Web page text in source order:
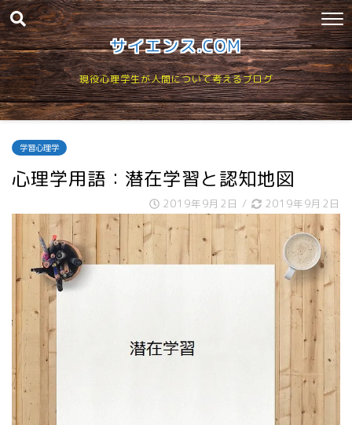
サイエンス.COM
現役心理学生が人間について考えるブログ
学習心理学
心理学用語：潜在学習と認知地図
2019年9月2日 / 2019年9月2日